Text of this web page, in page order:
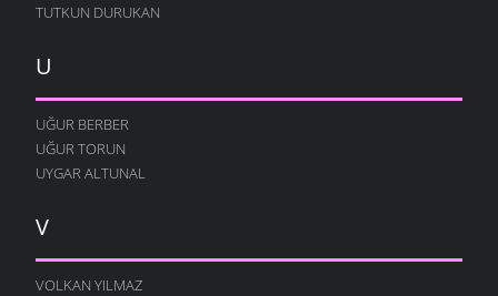
TUTKUN DURUKAN
U
UĞUR BERBER
UĞUR TORUN
UYGAR ALTUNAL
V
VOLKAN YILMAZ